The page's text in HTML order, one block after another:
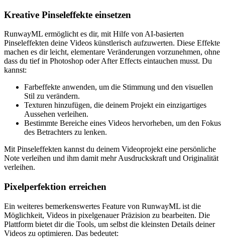
Kreative Pinseleffekte einsetzen
RunwayML ermöglicht es dir, mit Hilfe von AI-basierten
Pinseleffekten deine Videos künstlerisch aufzuwerten. Diese Effekte
machen es dir leicht, elementare Veränderungen vorzunehmen, ohne
dass du tief in Photoshop oder After Effects eintauchen musst. Du
kannst:
Farbeffekte anwenden, um die Stimmung und den visuellen
Stil zu verändern.
Texturen hinzufügen, die deinem Projekt ein einzigartiges
Aussehen verleihen.
Bestimmte Bereiche eines Videos hervorheben, um den Fokus
des Betrachters zu lenken.
Mit Pinseleffekten kannst du deinem Videoprojekt eine persönliche
Note verleihen und ihm damit mehr Ausdruckskraft und Originalität
verleihen.
Pixelperfektion erreichen
Ein weiteres bemerkenswertes Feature von RunwayML ist die
Möglichkeit, Videos in pixelgenauer Präzision zu bearbeiten. Die
Plattform bietet dir die Tools, um selbst die kleinsten Details deiner
Videos zu optimieren. Das bedeutet: